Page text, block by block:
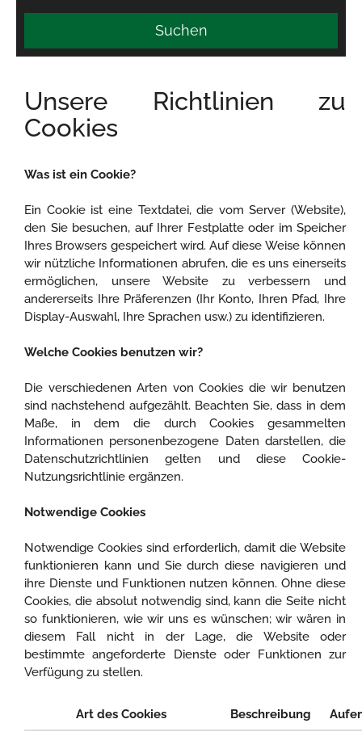
Suchen
Unsere Richtlinien zu
Cookies
Was ist ein Cookie?
Ein Cookie ist eine Textdatei, die vom Server (Website),
den Sie besuchen, auf Ihrer Festplatte oder im Speicher
Ihres Browsers gespeichert wird. Auf diese Weise können
wir nützliche Informationen abrufen, die es uns einerseits
ermöglichen, unsere Website zu verbessern und
andererseits Ihre Präferenzen (Ihr Konto, Ihren Pfad, Ihre
Display-Auswahl, Ihre Sprachen usw.) zu identifizieren.
Welche Cookies benutzen wir?
Die verschiedenen Arten von Cookies die wir benutzen
sind nachstehend aufgezählt. Beachten Sie, dass in dem
Maße, in dem die durch Cookies gesammelten
Informationen personenbezogene Daten darstellen, die
Datenschutzrichtlinien gelten und diese Cookie-
Nutzungsrichtlinie ergänzen.
Notwendige Cookies
Notwendige Cookies sind erforderlich, damit die Website
funktionieren kann und Sie durch diese navigieren und
ihre Dienste und Funktionen nutzen können. Ohne diese
Cookies, die absolut notwendig sind, kann die Seite nicht
so funktionieren, wie wir uns es wünschen; wir wären in
diesem Fall nicht in der Lage, die Website oder
bestimmte angeforderte Dienste oder Funktionen zur
Verfügung zu stellen.
Art des Cookies Beschreibung